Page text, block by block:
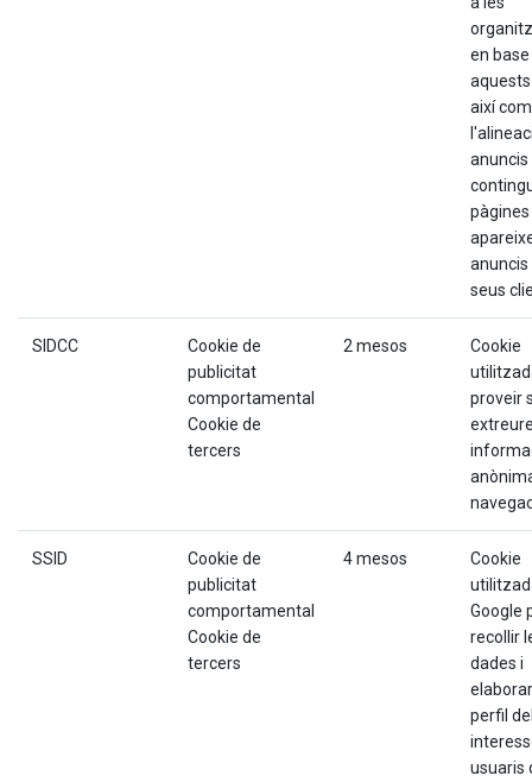
en base
així com
anuncis
anuncis
seus
SIDCC
Cookie de
publicitat
comportamental
Cookie de
tercers
2 mesos
Cookie
proveir
SSID
Cookie de
publicitat
comportamental
Cookie de
tercers
4 mesos
Cookie
Google
recollir
dades i
perfil
usuaris